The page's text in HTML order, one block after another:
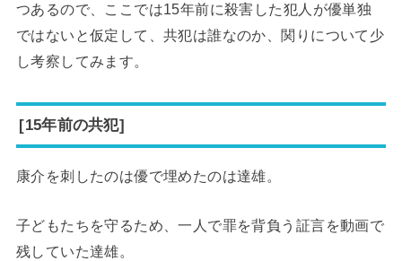
つあるので、ここでは15年前に殺害した犯人が優単独
ではないと仮定して、共犯は誰なのか、関りについて少
し考察してみます。
[15年前の共犯]
康介を刺したのは優で埋めたのは達雄。
子どもたちを守るため、一人で罪を背負う証言を動画で
残していた達雄。